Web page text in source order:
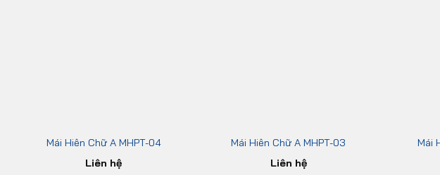
Mái Hiên Chữ A MHPT-04
Liên hệ
Mái Hiên Chữ A MHPT-03
Liên hệ
Mái